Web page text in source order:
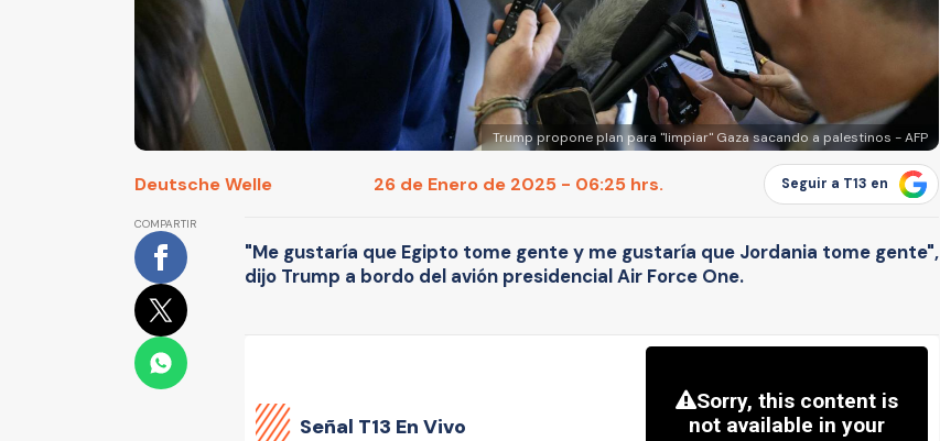
Trump propone plan para "limpiar" Gaza sacando a palestinos - AFP
Deutsche Welle 26 de Enero de 2025 - 06:25 hrs. Seguir a T13 en
COMPARTIR
"Me gustaría que Egipto tome gente y me gustaría que Jordania tome gente",
dijo Trump a bordo del avión presidencial Air Force One.
Señal T13 En Vivo